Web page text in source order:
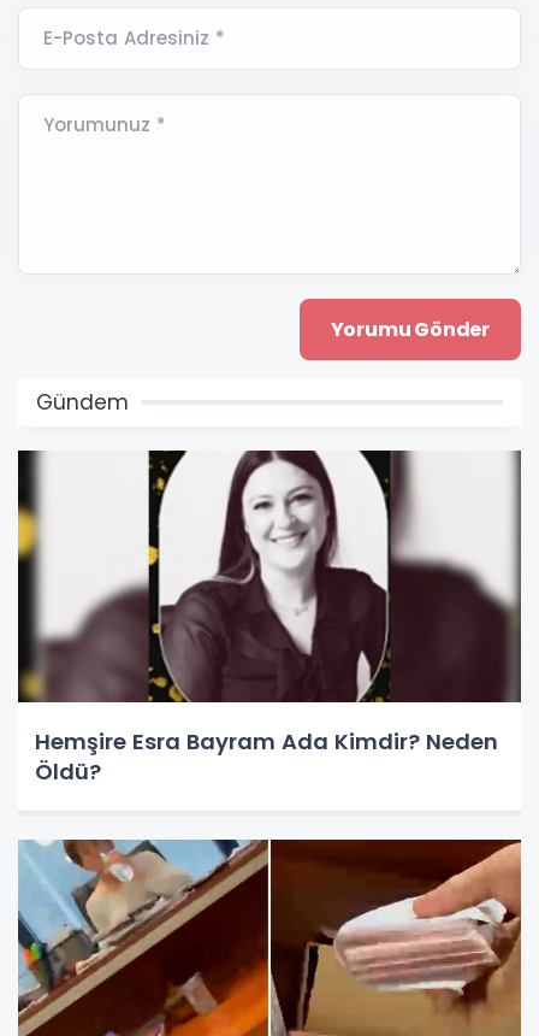
E-Posta Adresiniz *
Yorumunuz *
Gündem
Hemşire Esra Bayram Ada Kimdir? Neden
Öldü?